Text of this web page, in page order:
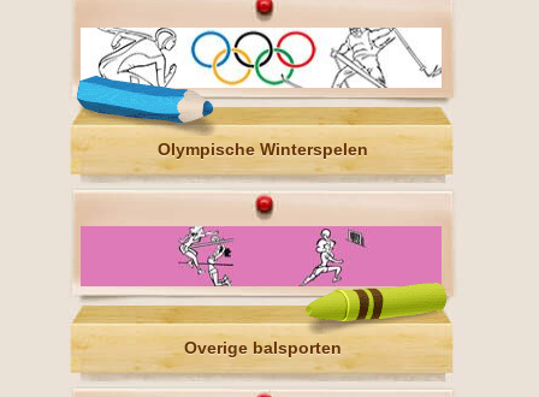
Olympische Winterspelen
Overige balsporten